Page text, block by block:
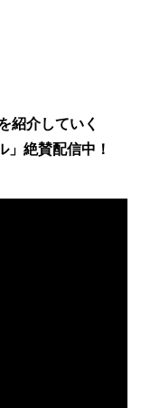
紹介していく
絶賛配信中！